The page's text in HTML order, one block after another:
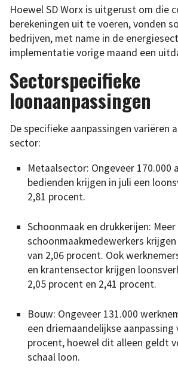
Hoewel SD Worx is uitgerust om die
berekeningen uit te voeren, vonden
bedrijven, met name in de
implementatie vorige maand een
Sectorspecifieke
loonaanpassingen
De specifieke aanpassingen variëren
sector:
Metaalsector: Ongeveer 170.000
bedienden krijgen in juli een
2,81 procent.
Schoonmaak en drukkerijen:
schoonmaakmedewerkers
van 2,06 procent. Ook
en krantensector krijgen
2,05 procent en 2,41 procent.
Bouw: Ongeveer 131.000
een driemaandelijkse aanpassing
procent, hoewel dit alleen geldt
schaal loon.